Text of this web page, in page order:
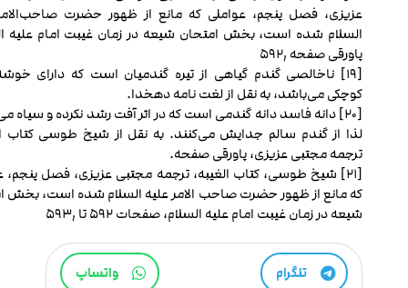
عزیزی، فصل پنجم، عواملی که مانع از ظهور حضرت
السلام شده است، بخش امتحان شیعه در زمان غیبت امام علیه
پاورقی صفحه ۵۹۲٫
[۱۹] ناخالصی گندم گیاهی از تیره گندمیان است که دارای
کوچکی می‌باشد، به نقل از لغت نامه دهخدا.
[۲۰] دانه فاسد دانه گندمی است که در اثر آفت رشد نکرده و سیاه
لذا از گندم سالم جدایش می‌کنند. به نقل از شیخ طوسی کتاب
ترجمه مجتبی عزیزی، پاورقی صفحه.
[۲۱] شیخ طوسی، کتاب الغیبه، ترجمه مجتبی عزیزی، فصل پنجم،
که مانع از ظهور حضرت صاحب الامر علیه السلام شده است، بخش
شیعه در زمان غیبت امام علیه السلام، صفحات ۵۹۲ تا ۵۹۳٫
تلگرام واتساپ